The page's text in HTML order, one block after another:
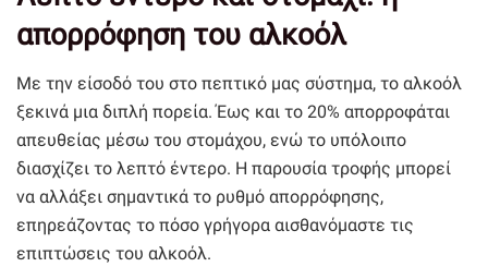
απορρόφηση του αλκοόλ
Με την είσοδό του στο πεπτικό μας σύστημα, το αλκοόλ
ξεκινά μια διπλή πορεία. Έως και το 20% απορροφάται
απευθείας μέσω του στομάχου, ενώ το υπόλοιπο
διασχίζει το λεπτό έντερο. Η παρουσία τροφής μπορεί
να αλλάξει σημαντικά το ρυθμό απορρόφησης,
επηρεάζοντας το πόσο γρήγορα αισθανόμαστε τις
επιπτώσεις του αλκοόλ.